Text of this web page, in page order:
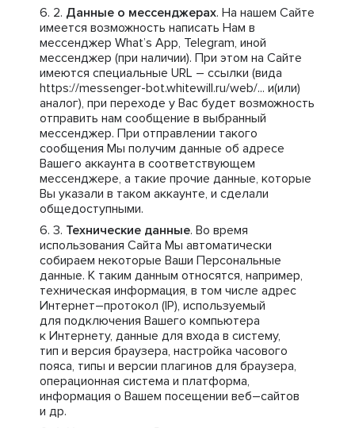
Данные о мессенджерах. На нашем Сайте
имеется возможность написать Нам в
мессенджер What’s App, Telegram, иной
мессенджер (при наличии). При этом на Сайте
имеются специальные URL – ссылки (вида
https://messenger-bot.whitewill.ru/web/... и(или)
аналог), при переходе у Вас будет возможность
отправить нам сообщение в выбранный
мессенджер. При отправлении такого
сообщения Мы получим данные об адресе
Вашего аккаунта в соответствующем
мессенджере, а такие прочие данные, которые
Вы указали в таком аккаунте, и сделали
общедоступными.
Технические данные. Во время
использования Сайта Мы автоматически
собираем некоторые Ваши Персональные
данные. К таким данным относятся, например,
техническая информация, в том числе адрес
Интернет–протокол (IP), используемый
для подключения Вашего компьютера
к Интернету, данные для входа в систему,
тип и версия браузера, настройка часового
пояса, типы и версии плагинов для браузера,
операционная система и платформа,
информация о Вашем посещении веб–сайтов
и др.